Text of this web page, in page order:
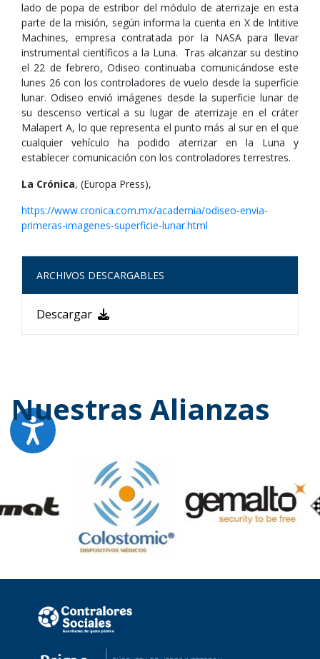
lado de popa de estribor del módulo de aterrizaje en esta
parte de la misión, según informa la cuenta en X de Intitive
Machines, empresa contratada por la NASA para llevar
instrumental científicos a la Luna. Tras alcanzar su destino
el 22 de febrero, Odiseo continuaba comunicándose este
lunes 26 con los controladores de vuelo desde la superficie
lunar. Odiseo envió imágenes desde la superficie lunar de
su descenso vertical a su lugar de aterrizaje en el cráter
Malapert A, lo que representa el punto más al sur en el que
cualquier vehículo ha podido aterrizar en la Luna y
establecer comunicación con los controladores terrestres.
La Crónica, (Europa Press),
https://www.cronica.com.mx/academia/odiseo-envia-
primeras-imagenes-superficie-lunar.html
ARCHIVOS DESCARGABLES
Descargar
Nuestras Alianzas